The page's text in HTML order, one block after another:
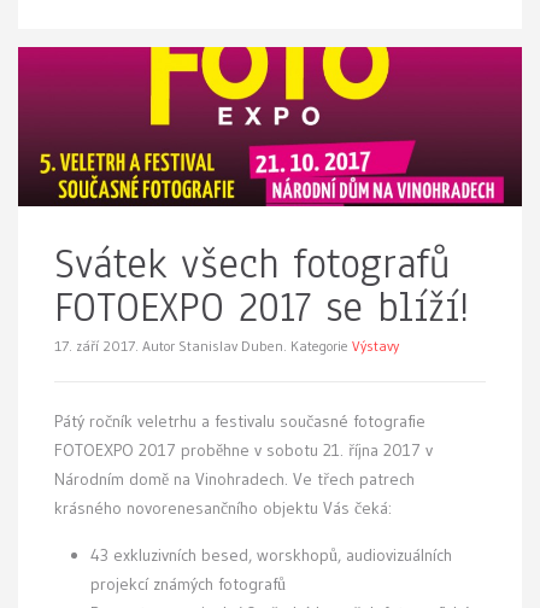
Svátek všech fotografů
FOTOEXPO 2017 se blíží!
17. září 2017. Autor Stanislav Duben. Kategorie Výstavy
Pátý ročník veletrhu a festivalu současné fotografie
FOTOEXPO 2017 proběhne v sobotu 21. října 2017 v
Národním domě na Vinohradech. Ve třech patrech
krásného novorenesančního objektu Vás čeká:
43 exkluzivních besed, worskhopů, audiovizuálních
projekcí známých fotografů